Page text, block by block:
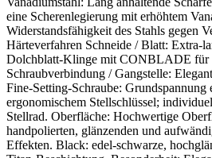
eine Scherenlegierung mit erhöhtem
Widerstandsfähigkeit des Stahls gegen
Härteverfahren Schneide / Blatt: Extra-
Dolchblatt-Klinge mit CONBLADE für
Schraubverbindung / Gangstelle:
Fine-Setting-Schraube: Grundspannung
ergonomischem Stellschlüssel;
Stellrad. Oberfläche: Hochwertige
handpolierten, glänzenden und
Effekten. Black: edel-schwarze,